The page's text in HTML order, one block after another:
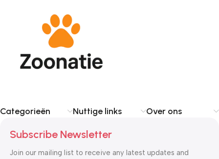
Categorieën Nuttige links Over ons
Subscribe Newsletter
Join our mailing list to receive any latest updates and